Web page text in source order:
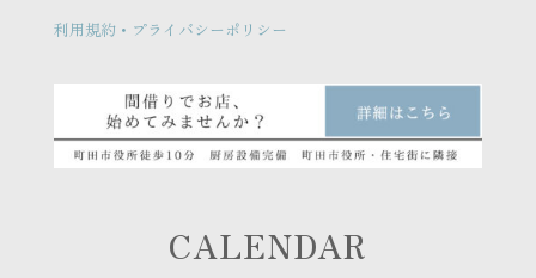
利用規約・プライバシーポリシー
CALENDAR